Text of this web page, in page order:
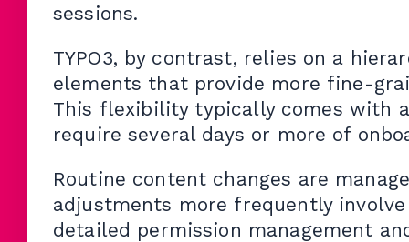
sessions.
TYPO3, by contrast, relies on a
elements that provide more fine-
This flexibility typically comes with
require several days or more of
Routine content changes are
adjustments more frequently
detailed permission management